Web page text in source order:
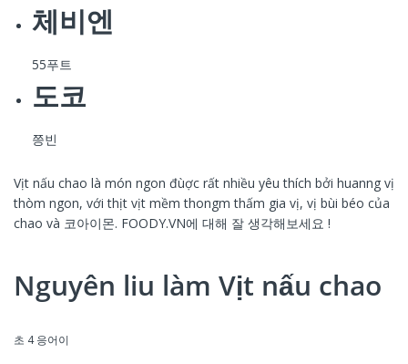
비나카페
빈 투언
비비타
비에츠위스
체비엔
55푸트
도코
쯩빈
Vịt nấu chao là món ngon đùợc rất nhiều yêu thích bởi huanng vị
thòm ngon, với thịt vịt mềm thongm thấm gia vị, vị bùi béo của
chao và 코아이몬. FOODY.VN에 대해 잘 생각해보세요 !
Nguyên liu làm Vịt nấu chao
초 4 응어이